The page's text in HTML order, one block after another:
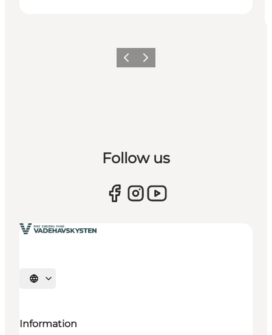
ZurückWeiter
Follow us
Sprache auswählen
Information